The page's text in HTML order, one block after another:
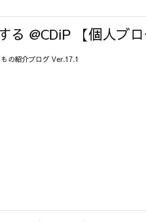
る @CDiP 【個人ブ
の紹介ブログ Ver.17.1